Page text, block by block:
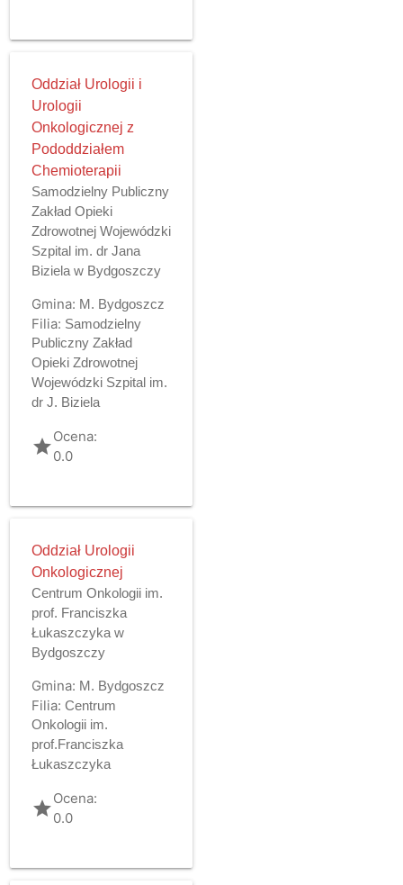
Oddział Urologii i
Urologii
Onkologicznej z
Pododdziałem
Chemioterapii
Samodzielny Publiczny
Zakład Opieki
Zdrowotnej Wojewódzki
Szpital im. dr Jana
Biziela w Bydgoszczy
Gmina: M. Bydgoszcz
Filia: Samodzielny
Publiczny Zakład
Opieki Zdrowotnej
Wojewódzki Szpital im.
dr J. Biziela
gradeOcena:
0.0
Oddział Urologii
Onkologicznej
Centrum Onkologii im.
prof. Franciszka
Łukaszczyka w
Bydgoszczy
Gmina: M. Bydgoszcz
Filia: Centrum
Onkologii im.
prof.Franciszka
Łukaszczyka
gradeOcena:
0.0